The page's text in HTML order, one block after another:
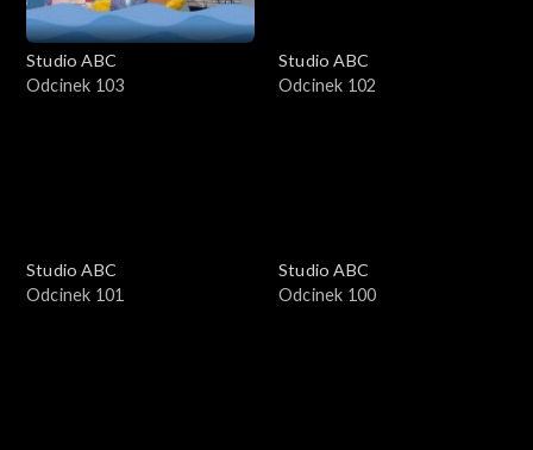
Studio ABC
Odcinek 103
Studio ABC
Odcinek 102
Studio ABC
Odcinek 101
Studio ABC
Odcinek 100